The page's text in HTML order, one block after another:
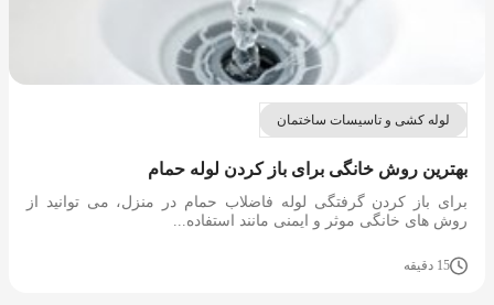
لوله کشی و تاسیسات ساختمان
بهترین روش خانگی برای باز کردن لوله حمام
برای باز کردن گرفتگی لوله فاضلاب حمام در منزل، می توانید از
روش های خانگی موثر و ایمنی مانند استفاده...
15 دقیقه